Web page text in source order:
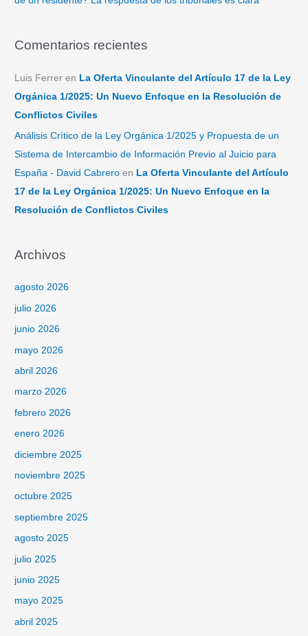
Comentarios recientes
Luis Ferrer en La Oferta Vinculante del Artículo 17 de la Ley
Orgánica 1/2025: Un Nuevo Enfoque en la Resolución de
Conflictos Civiles
Análisis Crítico de la Ley Orgánica 1/2025 y Propuesta de un
Sistema de Intercambio de Información Previo al Juicio para
España - David Cabrero en La Oferta Vinculante del Artículo
17 de la Ley Orgánica 1/2025: Un Nuevo Enfoque en la
Resolución de Conflictos Civiles
Archivos
agosto 2026
julio 2026
junio 2026
mayo 2026
abril 2026
marzo 2026
febrero 2026
enero 2026
diciembre 2025
noviembre 2025
octubre 2025
septiembre 2025
agosto 2025
julio 2025
junio 2025
mayo 2025
abril 2025